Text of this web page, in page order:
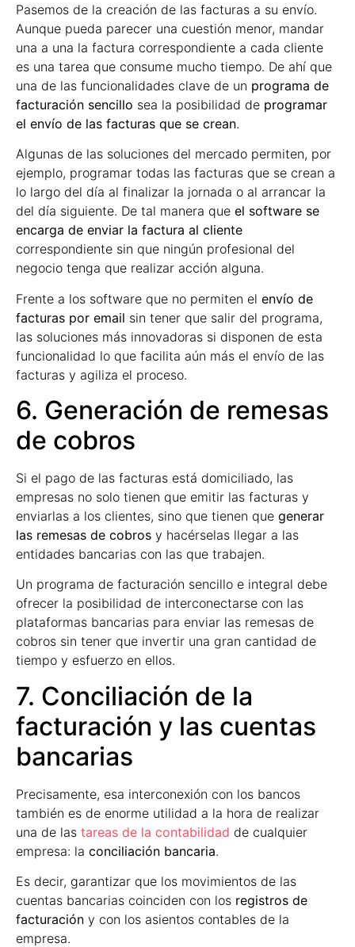
Pasemos de la creación de las facturas a su envío.
Aunque pueda parecer una cuestión menor, mandar
una a una la factura correspondiente a cada cliente
es una tarea que consume mucho tiempo. De ahí que
una de las funcionalidades clave de un programa de
facturación sencillo sea la posibilidad de programar
el envío de las facturas que se crean.
Algunas de las soluciones del mercado permiten, por
ejemplo, programar todas las facturas que se crean a
lo largo del día al finalizar la jornada o al arrancar la
del día siguiente. De tal manera que el software se
encarga de enviar la factura al cliente
correspondiente sin que ningún profesional del
negocio tenga que realizar acción alguna.
Frente a los software que no permiten el envío de
facturas por email sin tener que salir del programa,
las soluciones más innovadoras si disponen de esta
funcionalidad lo que facilita aún más el envío de las
facturas y agiliza el proceso.
6. Generación de remesas
de cobros
Si el pago de las facturas está domiciliado, las
empresas no solo tienen que emitir las facturas y
enviarlas a los clientes, sino que tienen que generar
las remesas de cobros y hacérselas llegar a las
entidades bancarias con las que trabajen.
Un programa de facturación sencillo e integral debe
ofrecer la posibilidad de interconectarse con las
plataformas bancarias para enviar las remesas de
cobros sin tener que invertir una gran cantidad de
tiempo y esfuerzo en ellos.
7. Conciliación de la
facturación y las cuentas
bancarias
Precisamente, esa interconexión con los bancos
también es de enorme utilidad a la hora de realizar
una de las tareas de la contabilidad de cualquier
empresa: la conciliación bancaria.
Es decir, garantizar que los movimientos de las
cuentas bancarias coinciden con los registros de
facturación y con los asientos contables de la
empresa.